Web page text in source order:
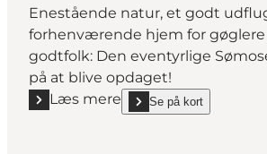
Enestående natur, et godt
forhenværende hjem for
godtfolk: Den eventyrlige
på at blive opdaget!
Læs mere
Læs mere "Sømosen"
Se på kort
show Sømosen on_map